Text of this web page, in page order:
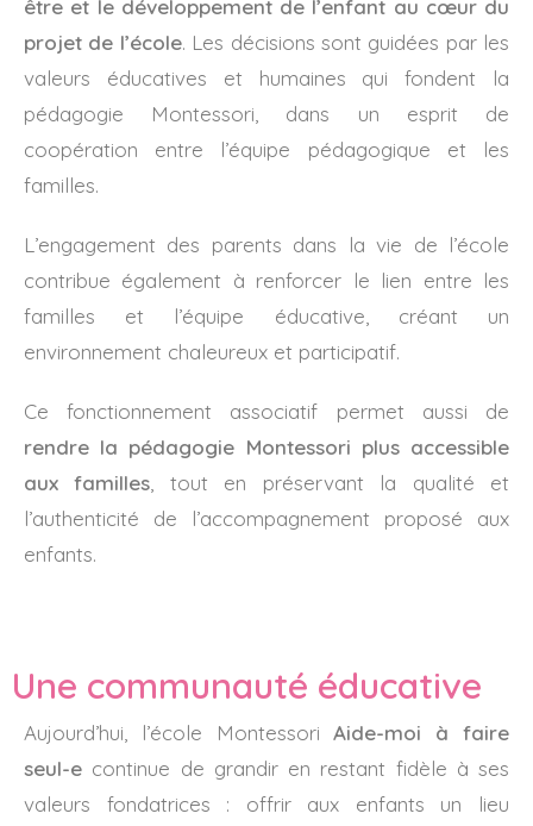
être et le développement de l’enfant au cœur du
projet de l’école. Les décisions sont guidées par les
valeurs éducatives et humaines qui fondent la
pédagogie Montessori, dans un esprit de
coopération entre l’équipe pédagogique et les
familles.
L’engagement des parents dans la vie de l’école
contribue également à renforcer le lien entre les
familles et l’équipe éducative, créant un
environnement chaleureux et participatif.
Ce fonctionnement associatif permet aussi de
rendre la pédagogie Montessori plus accessible
aux familles , tout en préservant la qualité et
l’authenticité de l’accompagnement proposé aux
enfants.
Une communauté éducative
Aujourd’hui, l’école MontessoriAide-moi à faire
seul-e continue de grandir en restant fidèle à ses
valeurs fondatrices : offrir aux enfants un lieu